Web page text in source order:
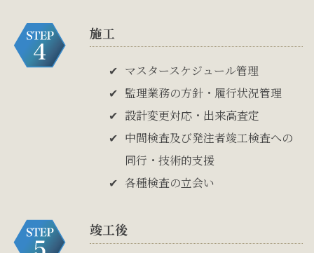
施工
マスタースケジュール管理
監理業務の方針・履行状況管理
設計変更対応・出来高査定
中間検査及び発注者竣工検査への
同行・技術的支援
各種検査の立会い
竣工後